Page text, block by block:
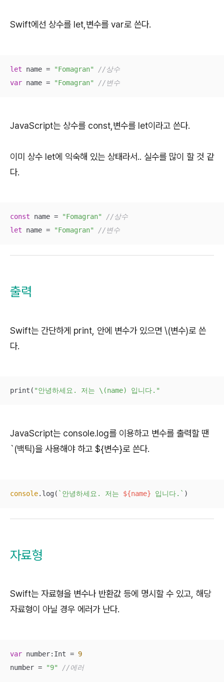
Swift에선 상수를 let,변수를 var로 쓴다.
let name = "Fomagran"
//상수
var name = "Fomagran" //변수
JavaScript는 상수를 const,변수를 let이라고 쓴다.
이미 상수 let에 익숙해 있는 상태라서.. 실수를 많이 할 것 같
다.
const name = "Fomagran"
//상수
let name = "Fomagran" //변수
출력
Swift는 간단하게 print, 안에 변수가 있으면 \(변수)로 쓴
다.
print( "안녕하세요. 저는 \(name) 입니다."
JavaScript는 console.log를 이용하고 변수를 출력할 땐
`(백틱)을 사용해야 하고 ${변수}로 쓴다.
console.log( `안녕하세요. 저는 ${name} 입니다.` )
자료형
Swift는 자료형을 변수나 반환값 등에 명시할 수 있고, 해당
자료형이 아닐 경우 에러가 난다.
var number:Int = 9
number =
"9" //에러